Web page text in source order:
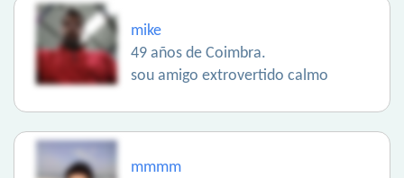
mike
49 años de Coimbra.
sou amigo extrovertido calmo
mmmm